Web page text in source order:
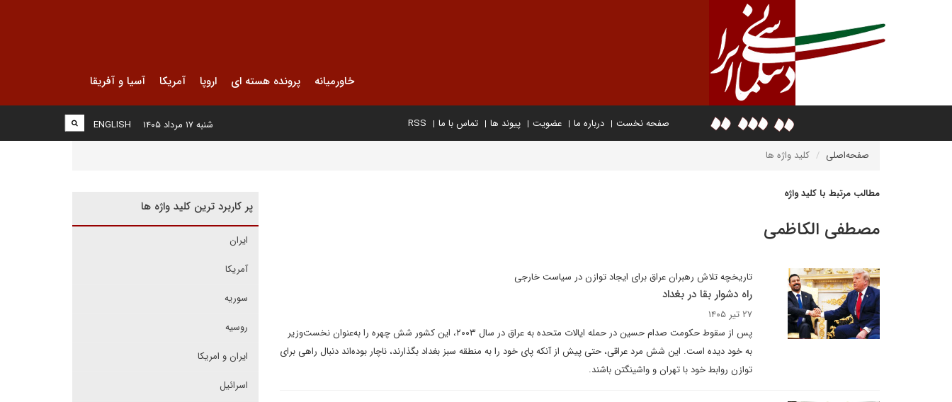
خاورمیانه پرونده هسته ای اروپا آمریکا آسیا و آفریقا
صفحه نخست درباره ما عضویت پیوند ها تماس با ما RSS
ENGLISH شنبه ۱۷ مرداد ۱۴۰۵
صفحه‌اصلی کلید واژه ها
مطالب مرتبط با کلید واژه
مصطفی الکاظمی
تاریخچه تلاش رهبران عراق برای ایجاد توازن در سیاست‌ خارجی
راه دشوار بقا در بغداد
۲۷ تیر ۱۴۰۵
پس از سقوط حکومت صدام حسین در حمله ایالات‌ متحده به عراق در سال ۲۰۰۳، این کشور شش چهره را به‌عنوان نخست‌وزیر
به‌ خود دیده است. این شش مرد عراقی، حتی پیش از آنکه پای خود را به منطقه سبز بغداد بگذارند، ناچار بوده‌اند دنبال راهی برای
توازن روابط خود با تهران و واشینگتن باشند.
پر کاربرد ترین کلید واژه ها
ایران
آمریکا
سوریه
روسیه
ایران و امریکا
اسرائیل